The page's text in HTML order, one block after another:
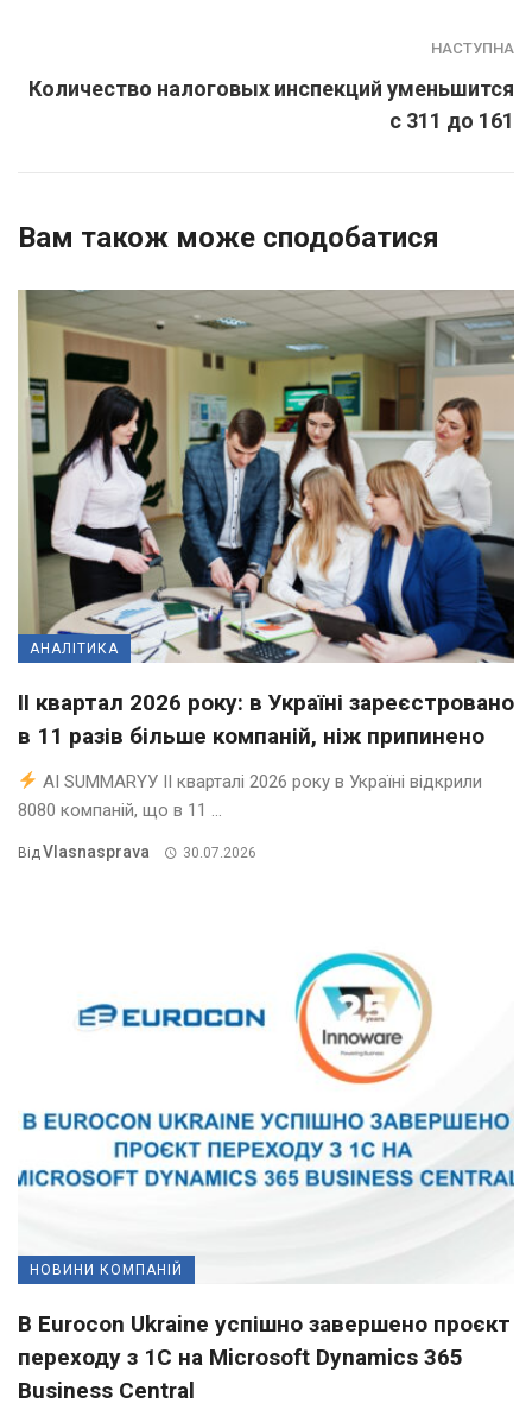
НАСТУПНА
Количество налоговых инспекций уменьшится
с 311 до 161
Вам також може сподобатися
АНАЛІТИКА
II квартал 2026 року: в Україні зареєстровано
в 11 разів більше компаній, ніж припинено
AI SUMMARYУ ІІ кварталі 2026 року в Україні відкрили
8080 компаній, що в 11 ...
Від Vlasnasprava 30.07.2026
НОВИНИ КОМПАНІЙ
В Eurocon Ukraine успішно завершено проєкт
переходу з 1С на Microsoft Dynamics 365
Business Central